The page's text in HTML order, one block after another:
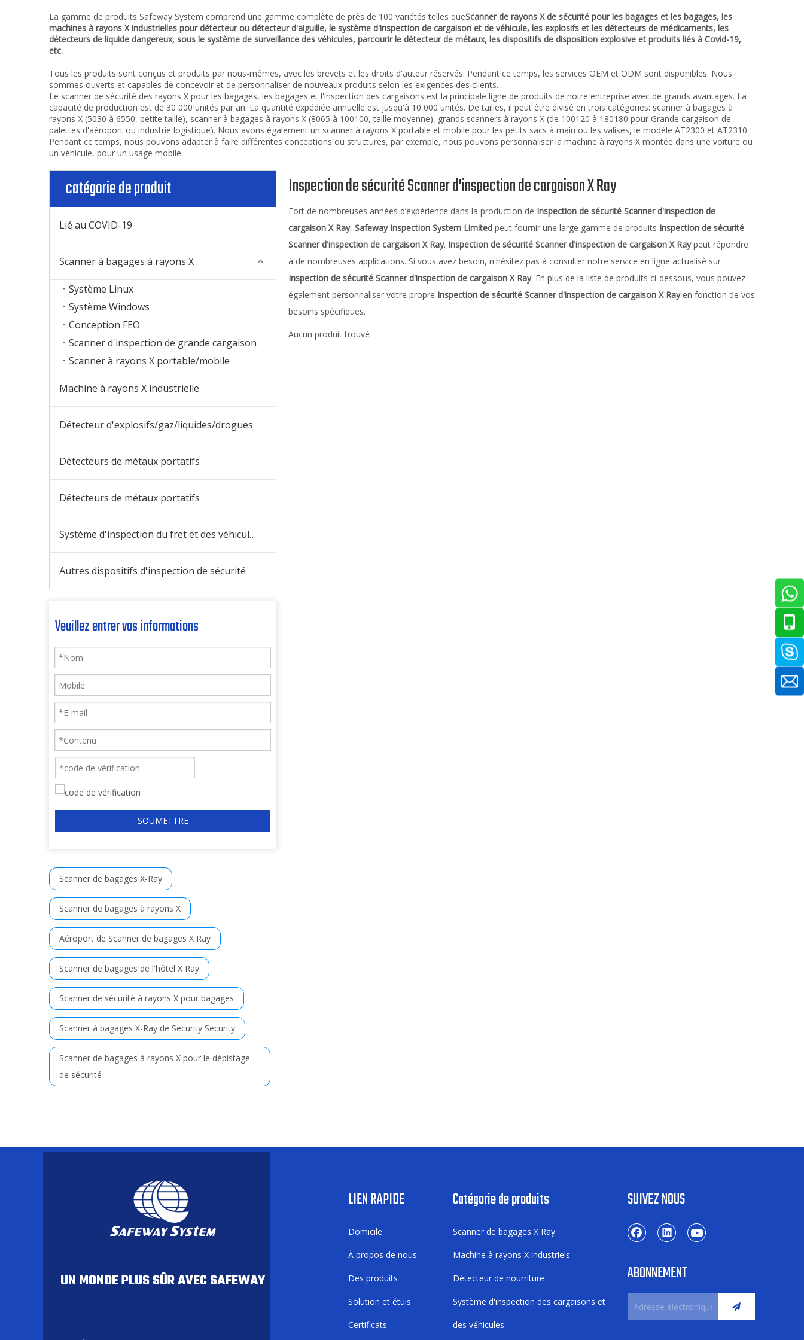
La gamme de produits Safeway System comprend une gamme complète de près de 100 variétés telles queScanner de rayons X de sécurité pour les bagages et les bagages, les
machines à rayons X industrielles pour détecteur ou détecteur d'aiguille, le système d'inspection de cargaison et de véhicule, les explosifs et les détecteurs de médicaments, les
détecteurs de liquide dangereux, sous le système de surveillance des véhicules, parcourir le détecteur de métaux, les dispositifs de disposition explosive et produits liés à Covid-19,
etc.
Tous les produits sont conçus et produits par nous-mêmes, avec les brevets et les droits d'auteur réservés. Pendant ce temps, les services OEM et ODM sont disponibles. Nous
sommes ouverts et capables de concevoir et de personnaliser de nouveaux produits selon les exigences des clients.
Le scanner de sécurité des rayons X pour les bagages, les bagages et l'inspection des cargaisons est la principale ligne de produits de notre entreprise avec de grands avantages. La
capacité de production est de 30 000 unités par an. La quantité expédiée annuelle est jusqu'à 10 000 unités. De tailles, il peut être divisé en trois catégories: scanner à bagages à
rayons X (5030 à 6550, petite taille), scanner à bagages à rayons X (8065 à 100100, taille moyenne), grands scanners à rayons X (de 100120 à 180180 pour Grande cargaison de
palettes d'aéroport ou industrie logistique). Nous avons également un scanner à rayons X portable et mobile pour les petits sacs à main ou les valises, le modèle AT2300 et AT2310.
Pendant ce temps, nous pouvons adapter à faire différentes conceptions ou structures, par exemple, nous pouvons personnaliser la machine à rayons X montée dans une voiture ou
un véhicule, pour un usage mobile.
catégorie de produit
Lié au COVID-19
Scanner à bagages à rayons X
Système Linux
Système Windows
Conception FEO
Scanner d'inspection de grande cargaison
Scanner à rayons X portable/mobile
Machine à rayons X industrielle
Détecteur d'explosifs/gaz/liquides/drogues
Détecteurs de métaux portatifs
Détecteurs de métaux portatifs
Système d'inspection du fret et des véhicules
Autres dispositifs d'inspection de sécurité
Veuillez entrer vos informations
SOUMETTRE
Scanner de bagages X-Ray
Scanner de bagages à rayons X
Aéroport de Scanner de bagages X Ray
Scanner de bagages de l'hôtel X Ray
Scanner de sécurité à rayons X pour bagages
Scanner à bagages X-Ray de Security Security
Scanner de bagages à rayons X pour le dépistage
de sécurité
Inspection de sécurité Scanner d'inspection de cargaison X Ray
Fort de nombreuses années d’expérience dans la production de Inspection de sécurité Scanner d'inspection de
cargaison X Ray, Safeway Inspection System Limited peut fournir une large gamme de produits Inspection de sécurité
Scanner d'inspection de cargaison X Ray. Inspection de sécurité Scanner d'inspection de cargaison X Raypeut répondre
à de nombreuses applications. Si vous avez besoin, n'hésitez pas à consulter notre service en ligne actualisé sur
Inspection de sécurité Scanner d'inspection de cargaison X Ray. En plus de la liste de produits ci-dessous, vous pouvez
également personnaliser votre propre Inspection de sécurité Scanner d'inspection de cargaison X Rayen fonction de vos
besoins spécifiques.
Aucun produit trouvé
UN MONDE PLUS SÛR AVEC SAFEWAY
LIEN RAPIDE
Domicile
À propos de nous
Des produits
Solution et étuis
Certificats
Catégorie de produits
Scanner de bagages X Ray
Machine à rayons X industriels
Détecteur de nourriture
Système d'inspection des cargaisons et
des véhicules
SUIVEZ NOUS
ABONNEMENT